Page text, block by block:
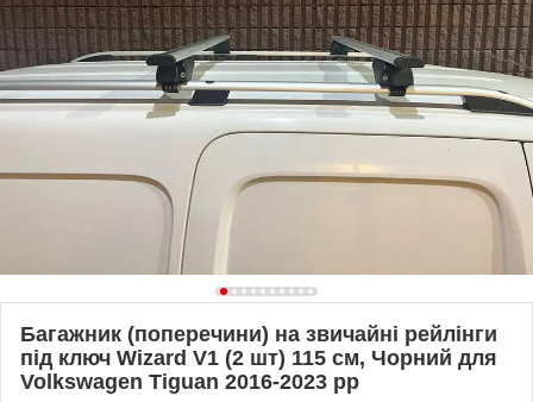
Багажник (поперечини) на звичайні рейлінги
під ключ Wizard V1 (2 шт) 115 см, Чорний для
Volkswagen Tiguan 2016-2023 рр